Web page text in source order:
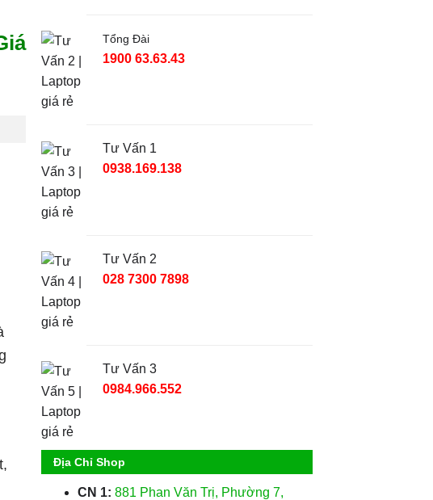
Tổng Đài
1900 63.63.43
Tư Vấn 1
0938.169.138
Tư Vấn 2
028 7300 7898
Tư Vấn 3
0984.966.552
Địa Chỉ Shop
CN 1: 881 Phan Văn Trị, Phường 7,